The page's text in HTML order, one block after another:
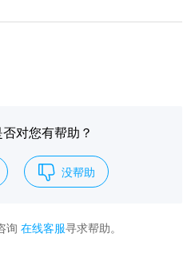
对您有帮助？
没帮助
询 在线客服寻求帮助。